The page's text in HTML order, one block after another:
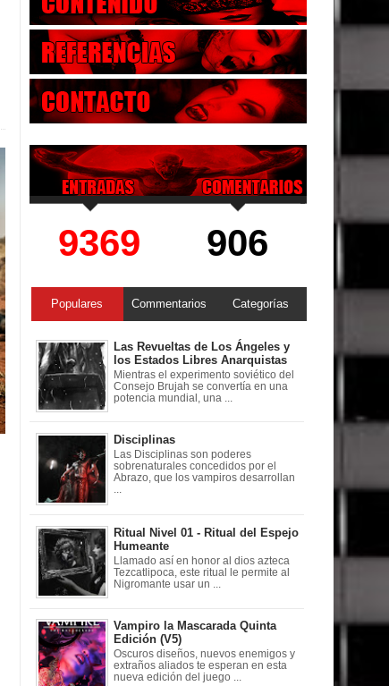
9369 906
Populares Commentarios Categorías
Las Revueltas de Los Ángeles y
los Estados Libres Anarquistas
Mientras el experimento soviético del
Consejo Brujah se convertía en una
potencia mundial, una ...
Disciplinas
Las Disciplinas son poderes
sobrenaturales concedidos por el
Abrazo, que los vampiros desarrollan
Ritual Nivel 01 - Ritual del Espejo
Humeante
Llamado así en honor al dios azteca
Tezcatlipoca, este ritual le permite al
Nigromante usar un ...
Vampiro la Mascarada Quinta
Edición (V5)
Oscuros diseños, nuevos enemigos y
extraños aliados te esperan en esta
nueva edición del juego ...